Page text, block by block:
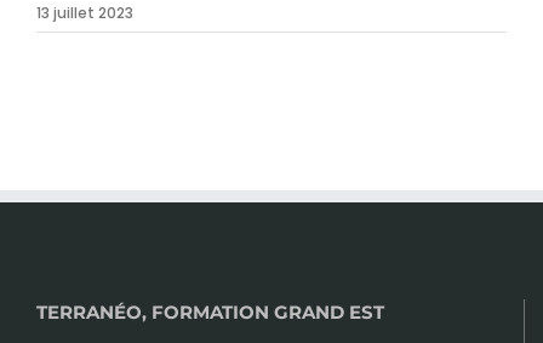
13 juillet 2023
TERRANÉO, FORMATION GRAND EST